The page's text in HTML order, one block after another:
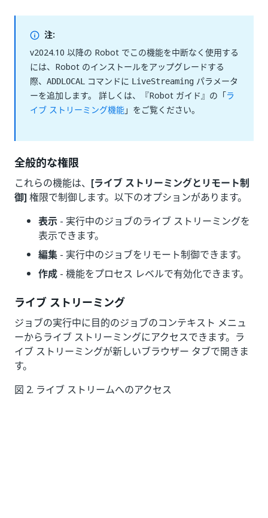
注:
v2024.10 以降の Robot でこの機能を中断なく使用する
には、Robot のインストールをアップグレードする
際、 ADDLOCAL コマンドに LiveStreaming パラメータ
ーを追加します。 詳しくは、『Robot ガイド』の「ラ
イブ ストリーミング機能」をご覧ください。
全般的な権限
これらの機能は、 [ライブ ストリーミングとリモート制
御] 権限で制御します。以下のオプションがあります。
表示 - 実行中のジョブのライブ ストリーミングを
表示できます。
編集 - 実行中のジョブをリモート制御できます。
作成 - 機能をプロセス レベルで有効化できます。
ライブ ストリーミング
ジョブの実行中に目的のジョブのコンテキスト メニュ
ーからライブ ストリーミングにアクセスできます。ラ
イブ ストリーミングが新しいブラウザー タブで開きま
す。
図 2. ライブ ストリームへのアクセス